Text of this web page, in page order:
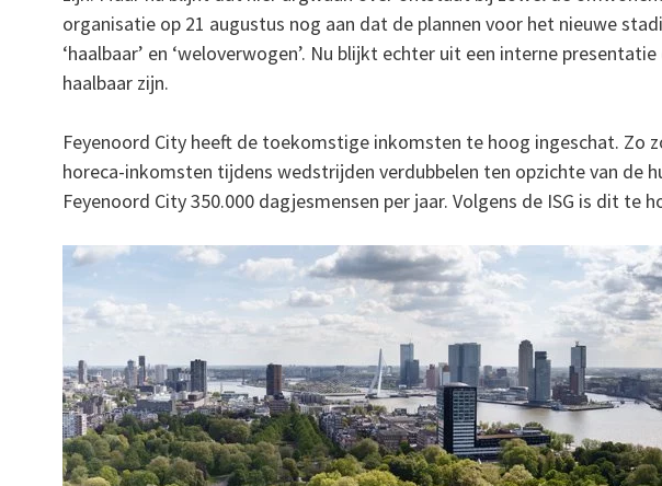
organisatie op 21 augustus nog aan dat de plannen voor het nieuwe
‘haalbaar’ en ‘weloverwogen’. Nu blijkt echter uit een interne
haalbaar zijn.
Feyenoord City heeft de toekomstige inkomsten te hoog ingeschat. Zo
horeca-inkomsten tijdens wedstrijden verdubbelen ten opzichte van de
Feyenoord City 350.000 dagjesmensen per jaar. Volgens de ISG is dit te